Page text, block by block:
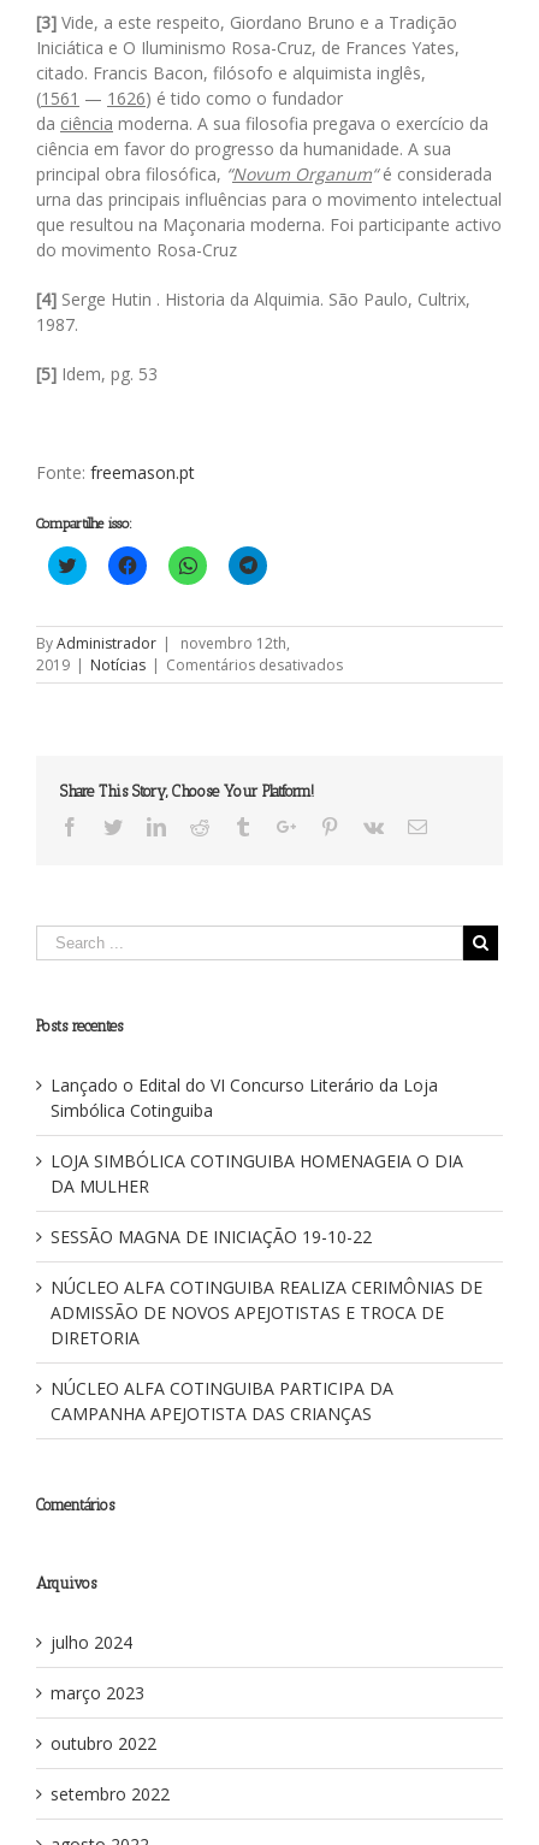
[3] Vide, a este respeito, Giordano Bruno e a Tradição
Iniciática e O Iluminismo Rosa-Cruz, de Frances Yates,
citado. Francis Bacon, filósofo e alquimista inglês,
(1561 — 1626) é tido como o fundador
da ciência moderna. A sua filosofia pregava o exercício da
ciência em favor do progresso da humanidade. A sua
principal obra filosófica, “Novum Organum“é considerada
urna das principais influências para o movimento intelectual
que resultou na Maçonaria moderna. Foi participante activo
do movimento Rosa-Cruz
[4] Serge Hutin . Historia da Alquimia. São Paulo, Cultrix,
1987.
[5] Idem, pg. 53
Fonte: freemason.pt
Compartilhe isso:
Clique
para
Twitter(abre
em
nova
janela)
Clique
para
Facebook(abre
em
nova
janela)
Clique
para
WhatsApp(abre
em
nova
janela)
Clique
para
Telegram(abre
em
nova
janela)
ByAdministrador |
novembro 12th,
2019 | Notícias | Comentários desativadosem
A
Share This Story, Choose Your Platform!
Facebook
TwitterLinkedinReddit TumblrGoogle+Pinterest
Vk Email
Posts recentes
Lançado o Edital do VI Concurso Literário da Loja
Simbólica Cotinguiba
LOJA SIMBÓLICA COTINGUIBA HOMENAGEIA O DIA
DA MULHER
SESSÃO MAGNA DE INICIAÇÃO 19-10-22
NÚCLEO ALFA COTINGUIBA REALIZA CERIMÔNIAS DE
ADMISSÃO DE NOVOS APEJOTISTAS E TROCA DE
DIRETORIA
NÚCLEO ALFA COTINGUIBA PARTICIPA DA
CAMPANHA APEJOTISTA DAS CRIANÇAS
Comentários
Arquivos
julho 2024
março 2023
outubro 2022
setembro 2022